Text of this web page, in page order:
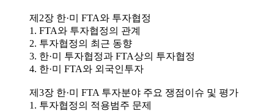
제2장 한·미 FTA와 투자협정
1. FTA와 투자협정의 관계
2. 투자협정의 최근 동향
3. 한·미 투자협정과 FTA상의 투자협정
4. 한·미 FTA와 외국인투자
제3장 한·미 FTA 투자분야 주요 쟁점이슈 및 평가
1. 투자협정의 적용범주 문제